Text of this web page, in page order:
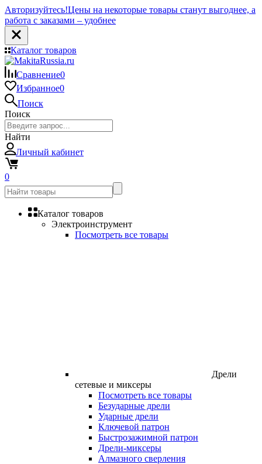
Авторизуйтесь!Цены на некоторые товары станут выгоднее, а
работа с заказами – удобнее
Каталог товаров
Сравнение0
Избранное0
Поиск
Поиск
Найти
Личный кабинет
0
Каталог товаров
Электроинструмент
Посмотреть все товары
Дрели
сетевые и миксеры
Посмотреть все товары
Безударные дрели
Ударные дрели
Ключевой патрон
Быстрозажимной патрон
Дрели-миксеры
Алмазного сверления